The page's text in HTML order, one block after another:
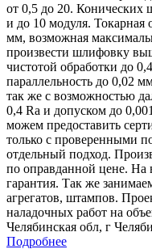
от 0,5 до 20. Конических
и до 10 модуля. Токарная
мм, возможная
произвести шлифовку
чистотой обработки до
параллельность до 0,02
так же с возможностью
0,4 Ra и допуском до
можем предоставить
только с проверенными
отдельный подход.
по оправданной цене. На
гарантия. Так же
агрегатов, штампов.
наладочных работ на
Челябинская обл, г
Подробнее